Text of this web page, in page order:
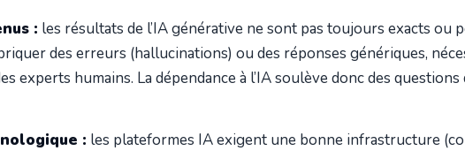
: les résultats de l’IA générative ne sont pas toujours exacts ou
des erreurs (hallucinations) ou des réponses génériques,
experts humains. La dépendance à l’IA soulève donc des
: les plateformes IA exigent une bonne infrastructure